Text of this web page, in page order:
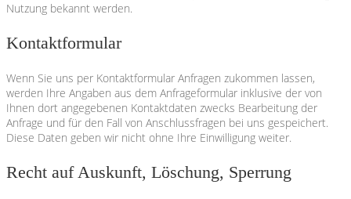
Nutzung bekannt werden.
Kontaktformular
Wenn Sie uns per Kontaktformular Anfragen zukommen lassen,
werden Ihre Angaben aus dem Anfrageformular inklusive der von
Ihnen dort angegebenen Kontaktdaten zwecks Bearbeitung der
Anfrage und für den Fall von Anschlussfragen bei uns gespeichert.
Diese Daten geben wir nicht ohne Ihre Einwilligung weiter.
Recht auf Auskunft, Löschung, Sperrung